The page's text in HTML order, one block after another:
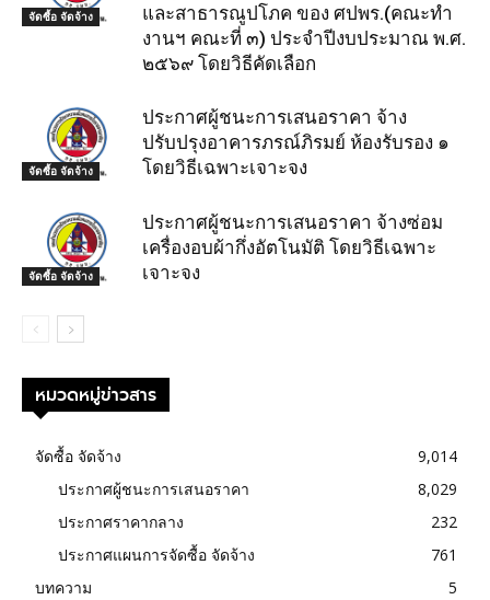
จัดซื้อ จัดจ้าง
และสาธารณูปโภค ของ ศปพร.(คณะทำ
งานฯ คณะที่ ๓) ประจำปีงบประมาณ พ.ศ.
๒๕๖๙ โดยวิธีคัดเลือก
จัดซื้อ จัดจ้าง
ประกาศผู้ชนะการเสนอราคา จ้าง
ปรับปรุงอาคารภรณ์ภิรมย์ ห้องรับรอง ๑
โดยวิธีเฉพาะเจาะจง
จัดซื้อ จัดจ้าง
ประกาศผู้ชนะการเสนอราคา จ้างซ่อม
เครื่องอบผ้ากึ่งอัตโนมัติ โดยวิธีเฉพาะ
เจาะจง
หมวดหมู่ข่าวสาร
จัดซื้อ จัดจ้าง
9,014
ประกาศผู้ชนะการเสนอราคา
8,029
ประกาศราคากลาง
232
ประกาศแผนการจัดซื้อ จัดจ้าง
761
บทความ
5